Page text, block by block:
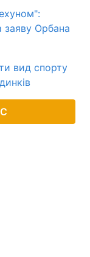
заяву Орбана
вид спорту